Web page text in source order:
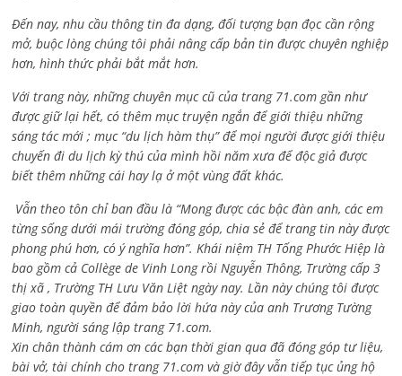
Đến nay, nhu cầu thông tin đa dạng, đối tượng bạn đọc cần rộng
mở, buộc lòng chúng tôi phải nâng cấp bản tin được chuyên nghiệp
hơn, hình thức phải bắt mắt hơn.
Với trang này, những chuyên mục cũ của trang 71.com gần như
được giữ lại hết, có thêm mục truyện ngắn để giới thiệu những
sáng tác mới ; mục “du lịch hàm thụ” để mọi người được giới thiệu
chuyến đi du lịch kỳ thú của mình hồi năm xưa để độc giả được
biết thêm những cái hay lạ ở một vùng đất khác.
Vẫn theo tôn chỉ ban đầu là “Mong được các bậc đàn anh, các em
từng sống dưới mái trường đóng góp, chia sẻ để trang tin này được
phong phú hơn, có ý nghĩa hơn”. Khái niệm TH Tống Phước Hiệp là
bao gồm cả Collège de Vinh Long rồi Nguyễn Thông, Trường cấp 3
thị xã , Trường TH Lưu Văn Liệt ngày nay. Lần này chúng tôi được
giao toàn quyền để đảm bảo lời hứa này của anh Trương Tường
Minh, người sáng lập trang 71.com.
Xin chân thành cám ơn các bạn thời gian qua đã đóng góp tư liệu,
bài vở, tài chính cho trang 71.com và giờ đây vẫn tiếp tục ủng hộ